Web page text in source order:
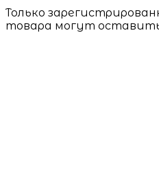
Только
товара могут